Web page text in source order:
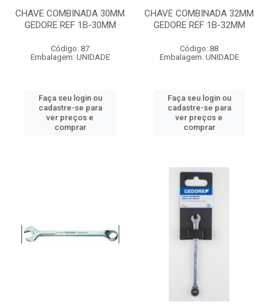
CHAVE COMBINADA 30MM
GEDORE REF 1B-30MM
Código: 87
Embalagem: UNIDADE
Faça seu login ou
cadastre-se para
ver preços e
comprar
CHAVE COMBINADA 32MM
GEDORE REF 1B-32MM
Código: 88
Embalagem: UNIDADE
Faça seu login ou
cadastre-se para
ver preços e
comprar